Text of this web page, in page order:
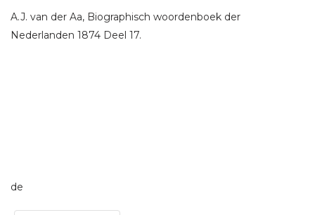
A.J. van der Aa, Biographisch woordenboek der
Nederlanden 1874 Deel 17.
de